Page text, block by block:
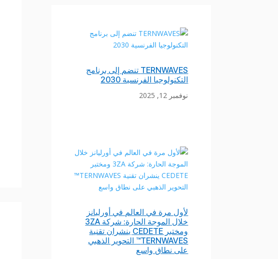
TERNWAVES تنضم إلى برنامج
التكنولوجيا الفرنسية 2030
نوفمبر 12, 2025
لأول مرة في العالم في أورليانز
خلال الموجة الحارة: شركة 3ZA
ومختبر CEDETE ينشران تقنية
TERNWAVES™ التحوير الذهبي
على نطاق واسع